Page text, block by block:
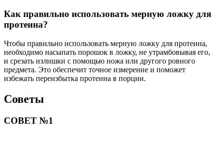
Как правильно использовать мерную ложку для
протеина?
Чтобы правильно использовать мерную ложку для протеина,
необходимо насыпать порошок в ложку, не утрамбовывая его,
и срезать излишки с помощью ножа или другого ровного
предмета. Это обеспечит точное измерение и поможет
избежать переизбытка протеина в порции.
Советы
СОВЕТ №1